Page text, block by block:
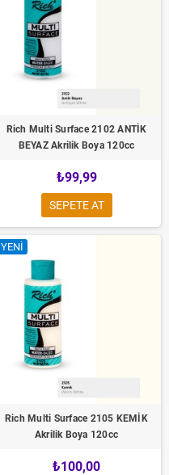
Rich Multi Surface 2102 ANTİK
BEYAZ Akrilik Boya 120cc
₺99,99
SEPETE AT
YENI
Rich Multi Surface 2105 KEMİK
Akrilik Boya 120cc
₺100,00